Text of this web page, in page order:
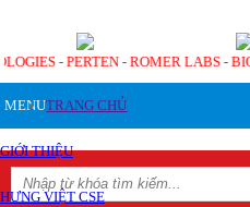
- PERTEN - ROMER LABS -
MENUTRANG CHỦ
GIỚI THIỆU
HƯNG VIỆT CSE